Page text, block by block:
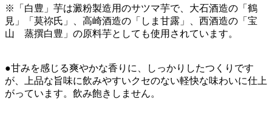
※「白豊」芋は澱粉製造用のサツマ芋で、大石酒造の「鶴
見」「莫祢氏」、高崎酒造の「しま甘露」、西酒造の「宝
山 蒸撰白豊」の原料芋としても使用されています。
●甘みを感じる爽やかな香りに、しっかりしたつくりです
が、上品な旨味に飲みやすいクセのない軽快な味わいに仕上
がっています。飲み飽きしません。